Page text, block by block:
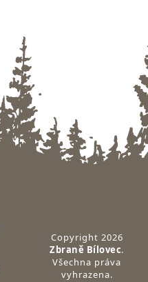
Copyright 2026
Zbraně Bílovec.
Všechna práva
vyhrazena.